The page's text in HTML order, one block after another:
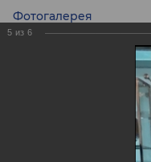
Фотогалерея
от 30
5 из 6